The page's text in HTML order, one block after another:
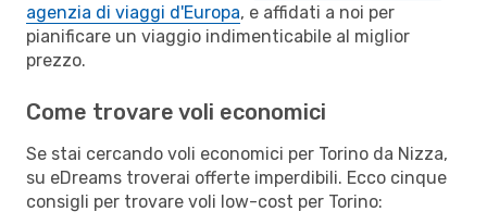
agenzia di viaggi d'Europa, e affidati a noi per
pianificare un viaggio indimenticabile al miglior
prezzo.
Come trovare voli economici
Se stai cercando voli economici per Torino da Nizza,
su eDreams troverai offerte imperdibili. Ecco cinque
consigli per trovare voli low-cost per Torino: